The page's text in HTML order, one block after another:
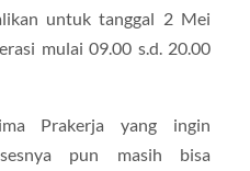
untuk tanggal 2 Mei
mulai 09.00 s.d. 20.00
Prakerja yang ingin
pun masih bisa